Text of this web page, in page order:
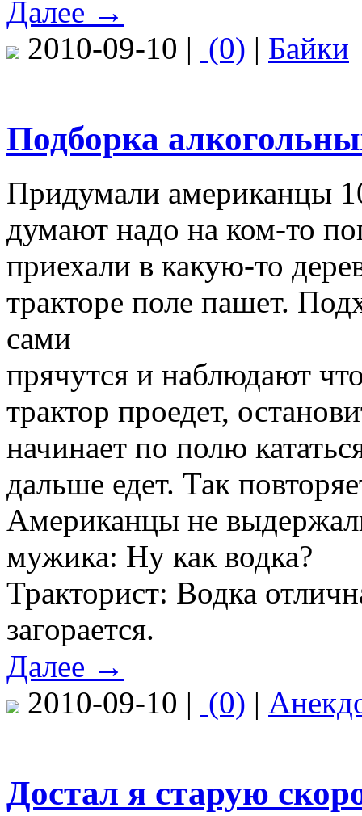
Далее →
2010-09-10 | (0) | Байки
Подборка
Придумали американцы
думают надо на ком-то
приехали в какую-то
тракторе поле пашет.
сами
прячутся и наблюдают
трактор проедет,
начинает по полю
дальше едет. Так
Американцы не
мужика: Ну как водка?
Тракторист: Водка
загорается.
Далее →
2010-09-10 | (0) |
Достал я старую